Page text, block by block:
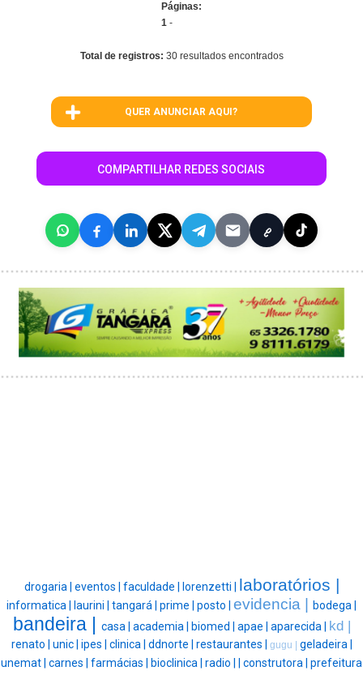
Páginas:
1 -
Total de registros: 30 resultados encontrados
QUER ANUNCIAR AQUI?
COMPARTILHAR REDES SOCIAIS
drogaria | eventos | faculdade | lorenzetti | laboratórios |
informatica | laurini | tangará | prime | posto | evidencia | bodega |
bandeira | casa | academia | biomed | apae | aparecida | kd |
renato | unic | ipes | clinica | ddnorte | restaurantes | gugu | geladeira |
unemat | carnes | farmácias | bioclinica | radio | | construtora | prefeitura